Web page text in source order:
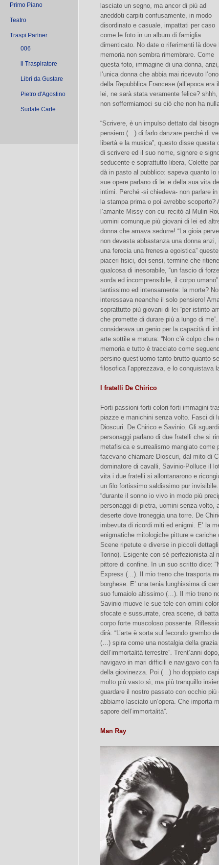
Primo Piano
Teatro
Traspi Partner
006
il Traspiratore
Libri da Gustare
Pietro d'Agostino
Sudate Carte
lasciato un segno, ma ancor di più ad
aneddoti carpiti confusamente, in modo
disordinato e casuale, impattati per caso
come le foto in un album di famiglia
dimenticato. No date o riferimenti là dove
memoria non sembra rimembrare. Come
questa foto, immagine di una donna, anzi,
l’unica donna che abbia mai ricevuto
della Repubblica Francese (all’epoca
lei, ne sarà stata veramente felice?
non soffermiamoci su ciò che non ha
“Scrivere, è un impulso dettato dal
pensiero (…) di farlo danzare perché di
libertà e la musica”, questo disse
di scrivere ed il suo nome, signore e
seducente e soprattutto libera, Colette
dà in pasto al pubblico: sapeva quanto
sue opere parlano di lei e della sua vita
intimi. Perché -si chiedeva- non parlare
la stampa prima o poi avrebbe
l’amante Missy con cui recitò al Mulin
uomini comunque più giovani di lei ed
donna che amava sedurre! “La gioia
non devasta abbastanza una donna
una ferocia una frenesia egoistica”
piaceri fisici, dei sensi, termine che
qualcosa di inesorabile, “un fascio di
sorda ed incomprensibile, il corpo
tantissimo ed intensamente: la morte?
interessava neanche il solo pensiero!
soprattutto più giovani di lei “per istinto
che promette di durare più a lungo di
considerava un genio per la capacità di
arte sottile e matura: “Non c’è colpo che
memoria e tutto è tracciato come
persino quest’uomo tanto brutto quanto
filosofica l’apprezzava, e lo conquistava
I fratelli De Chirico
Forti passioni forti colori forti immagini
piazze e manichini senza volto. Fasci di
Dioscuri. De Chirico e Savinio. Gli
personaggi parlano di due fratelli che si
metafisica e surrealismo mangiato come
facevano chiamare Dioscuri, dal mito di
dominatore di cavalli, Savinio-Polluce il
vita i due fratelli si allontanarono e
un filo fortissimo saldissimo pur
“durante il sonno io vivo in modo più
personaggi di pietra, uomini senza
deserte dove troneggia una torre. De
imbevuta di ricordi miti ed enigmi. E’ la
enigmatiche mitologiche pitture e
Scene ripetute e diverse in piccoli
Torino). Esigente con sé perfezionista al
pittore di confine. In un suo scritto dice:
Express (…). Il mio treno che trasporta
borghese. E’ una tenia lunghissima di
suo fumaiolo altissimo (…). Il mio treno
Savinio muove le sue tele con omini
sfocate e sussurrate, crea scene, di
corpo forte muscoloso possente.
dirà: “L’arte è sorta sul fecondo grembo
(…) spira come una nostalgia della
dell’immortalità terrestre”. Trent’anni
navigavo in mari difficili e navigavo con
della giovinezza. Poi (…) ho doppiato
molto più vasto sì, ma più tranquillo
guardare il nostro passato con occhio
abbiamo lasciato un’opera. Che importa
sapore dell’immortalità”.
Man Ray